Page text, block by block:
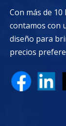
Con más de
contamos con
diseño para
precios